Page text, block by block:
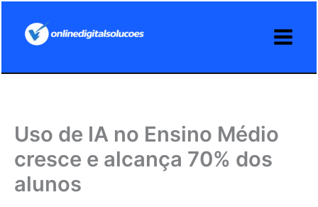
Uso de IA no Ensino Médio
cresce e alcança 70% dos
alunos